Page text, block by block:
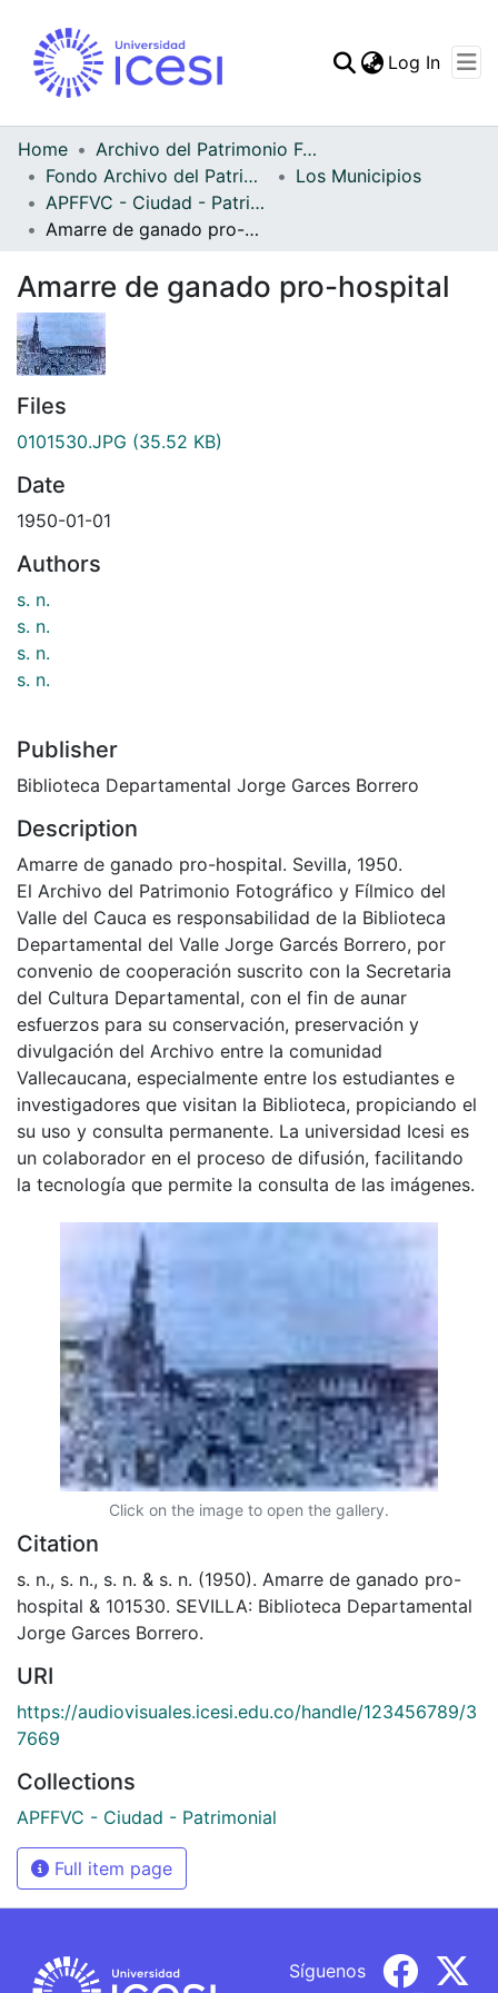
Statistics
Log In
Home
Archivo del Patrimonio Fotográfico y Fílmico del Valle del Cauca
Fondo Archivo del Patrimonio Fotográfico y Fílmico del Valle del Cauca
Los Municipios
APFFVC - Ciudad - Patrimonial
Amarre de ganado pro-hospital
Amarre de ganado pro-hospital
Files
0101530.JPG (35.52 KB)
Date
1950-01-01
Authors
s. n.
s. n.
s. n.
s. n.
Publisher
Biblioteca Departamental Jorge Garces Borrero
Description
Amarre de ganado pro-hospital. Sevilla, 1950.
El Archivo del Patrimonio Fotográfico y Fílmico del
Valle del Cauca es responsabilidad de la Biblioteca
Departamental del Valle Jorge Garcés Borrero, por
convenio de cooperación suscrito con la Secretaria
del Cultura Departamental, con el fin de aunar
esfuerzos para su conservación, preservación y
divulgación del Archivo entre la comunidad
Vallecaucana, especialmente entre los estudiantes e
investigadores que visitan la Biblioteca, propiciando el
su uso y consulta permanente. La universidad Icesi es
un colaborador en el proceso de difusión, facilitando
la tecnología que permite la consulta de las imágenes.
Click on the image to open the gallery.
Citation
s. n., s. n., s. n. & s. n. (1950). Amarre de ganado pro-
hospital & 101530. SEVILLA: Biblioteca Departamental
Jorge Garces Borrero.
URI
https://audiovisuales.icesi.edu.co/handle/123456789/3
7669
Collections
APFFVC - Ciudad - Patrimonial
Full item page
Síguenos